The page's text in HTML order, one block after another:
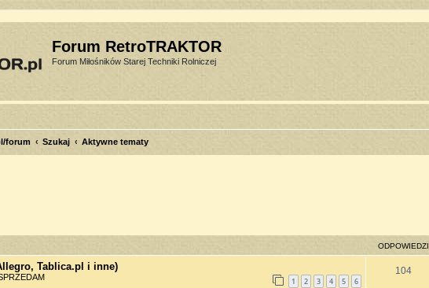
Forum RetroTRAKTOR
Forum Miłośników Starej Techniki Rolniczej
forum Szukaj Aktywne tematy
ODPOWIEDZI
Tablica.pl i inne)
1 2 3 4 5 6
104